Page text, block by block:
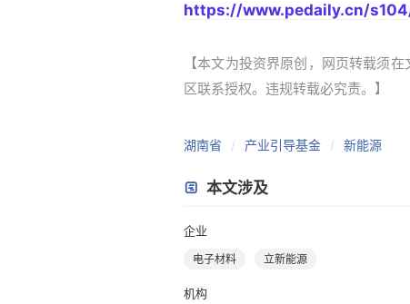
https://www.pedaily.cn/
【本文为投资界原创，网页转载须
区联系授权。违规转载必究责。】
湖南省 产业引导基金 新能源
本文涉及
企业
电子材料 立新能源
机构